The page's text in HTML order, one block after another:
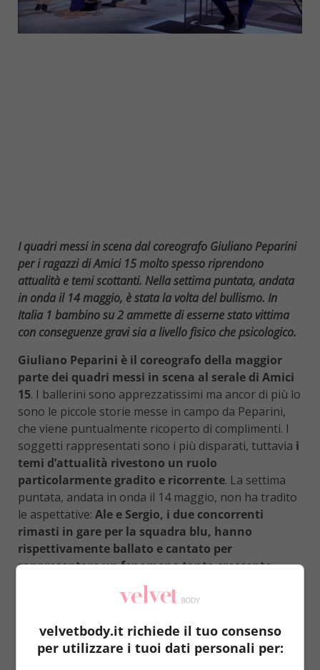
I quadri messi in scena dal coreografo Giuliano Peparini
per i ragazzi di Amici 15 molto spesso riprendono
attualità e temi scottanti. Nella settima puntata, andata
in onda il 14 maggio, è stata la volta del bullismo. In
Italia 1 bambino su 2 ammette di esserne stato vittima
con conseguenze gravi sia a livello fisico che psicologico.
Giuliano Peparini è il coreografo della maggior
parte dei quadri messi in scena al serale di Amici
15. I ballerini sono apprezzatissimi ma ancor di più lo
sono le piccole storie messe in campo da Peparini,
che viene puntualmente ricoperto di complimenti. I
soggetti rappresentati sono i più disparati, tuttavia i
temi d’attualità rivestono un ruolo
particolarmente gradito e ricorrente. La settima
puntata, andata in onda il 14 maggio, non ha tradito
le aspettative: Ale e Sergio, i due concorrenti
rimasti in gare per la squadra blu, hanno
rispettivamente ballato e cantato per
rappresentare un fenomeno tanto crescente
quanto preoccupante: il bullismo
BAMBINI E TV: SE NE GUARDANO TROPPA,
BULLISMO).
velvetbody.it richiede il tuo consenso
per utilizzare i tuoi dati personali per: